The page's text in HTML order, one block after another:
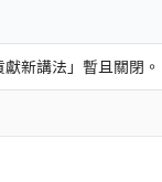
新講法」暫且關閉。